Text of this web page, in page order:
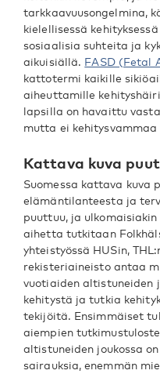
tarkkaavuusongelmina,
kielellisessä
sosiaalisia suhteita ja
aikuisiällä. FASD (Fetal
kattotermi kaikille
aiheuttamille
lapsilla on havaittu
mutta ei
Kattava kuva
Suomessa kattava kuva
elämäntilanteesta ja
puuttuu, ja
aihetta tutkitaan
yhteistyössä HUSin,
rekisteriaineisto antaa
vuotiaiden altistuneiden
kehitystä ja tutkia
tekijöitä. Ensimmäiset
aiempien
altistuneiden joukossa
sairauksia, enemmän